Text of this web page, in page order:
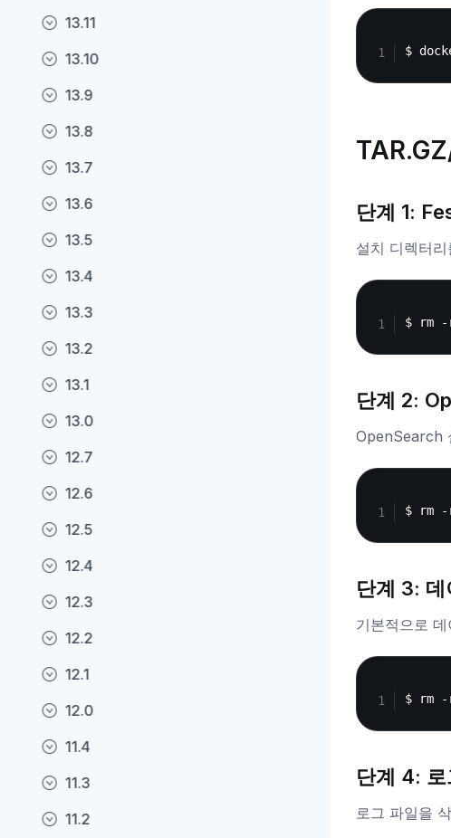
13.11
13.10
13.9
13.8
13.7
13.6
13.5
13.4
13.3
13.2
13.1
13.0
12.7
12.6
12.5
12.4
12.3
12.2
12.1
12.0
11.4
11.3
11.2
단계 1:
설치 디렉터
단계 2:
OpenSearch
단계 3:
기본적으로
단계 4:
로그 파일을